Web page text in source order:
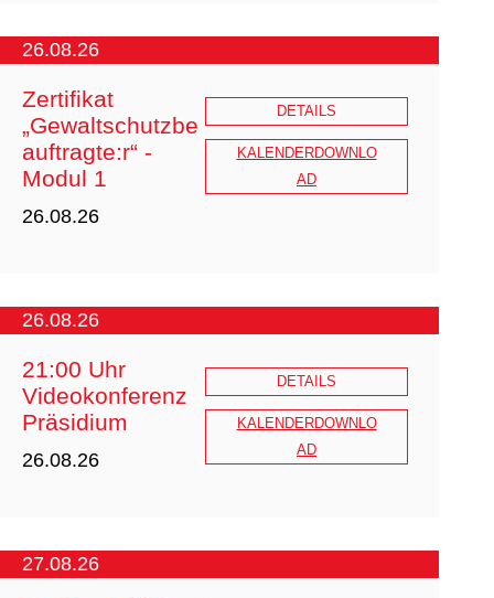
20260203 Ausschreibung
26.08.26
Zertifikat
„Gewaltschutzbe
auftragte:r“ -
Modul 1
26.08.26
DETAILS
Ausschreibung_Online_FB_Gewaltsc
hutzbeauftragter_2026_ZOOM_I.pdf
KALENDERDOWNLO
AD
26.08.26
21:00 Uhr
Videokonferenz
Präsidium
26.08.26
DETAILS
KALENDERDOWNLO
AD
27.08.26